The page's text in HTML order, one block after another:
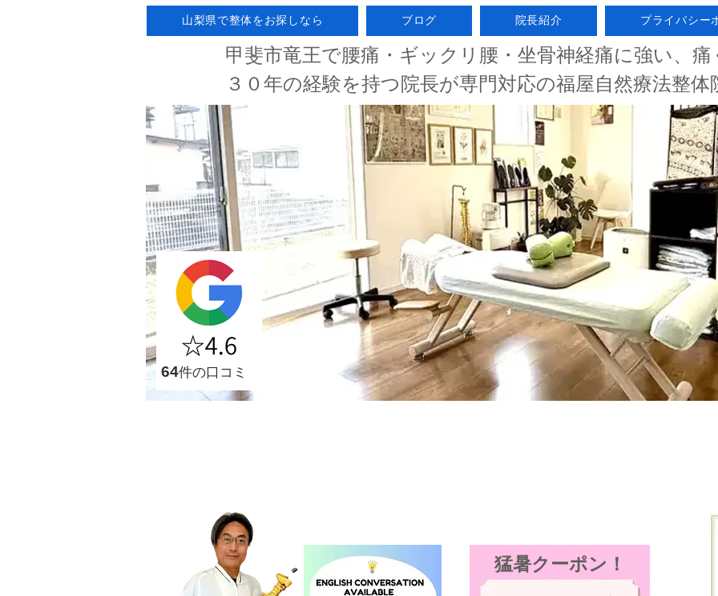
山梨県で整体をお探しなら ブログ 院長紹介 プライバシー
甲斐市竜王で腰痛・ギックリ腰・坐骨神経痛に強い、
３０年の経験を持つ院長が専門対応の福屋自然療法整体
​64件の口コミ
​猛暑クーポン！